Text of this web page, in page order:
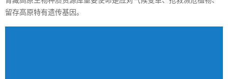
留存高原特有遗传基因。